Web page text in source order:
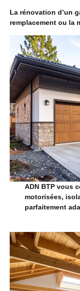
La rénovation d’un
remplacement ou la
ADN BTP vous
motorisées,
parfaitement